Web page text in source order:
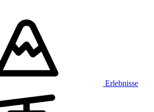
Erlebnisse